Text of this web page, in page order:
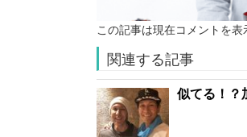
この記事は現在コメントを表
関連する記事
似てる！？